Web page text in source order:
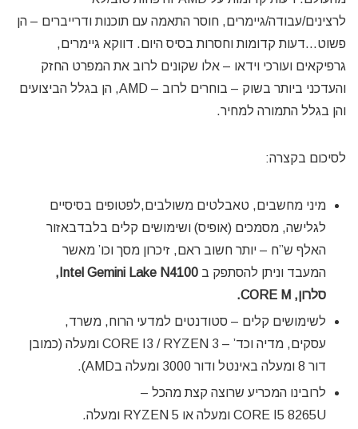
לרצינים/עבודה/גיימרים, חוסר התאמה עם תוכנות ודרייברים – הן
פשוט…דעות קדומות וחסרות בסיס היום. דווקא גיימרים,
גרפיקאים ועורכי וידאו – אלו שקונים לרוב את המפרט החזק
והעדכני ביותר בשוק – בוחרים לרוב – AMD, הן בגלל הביצועים
והן בגלל התמורה למחיר.
לסיכום בקצרה:
מיני מחשבים, טאבלטים משולבים,לפטופים בסיסיים
לגלישה, מסמכים (אופיס) ושימושים קלים בלבדבאזור
האלף ש”ח – יותר חשוב ראם, זיכרון מסך וכו’ מאשר
המעבד וניתן להסתפק ב
Intel Gemini Lake N4100,
סלרון, CORE M.
לשימושים קלים – סטודנטים למדעי הרוח, משרד,
עסקים, מדיה וכד’ – CORE I3 / RYZEN 3 ומעלה (כמובן
דור 8 ומעלה באינטל ודור 3000 ומעלה בAMD).
לרובינו המכריע שרוצה קצת מהכל –
CORE I5 8265U ומעלה או RYZEN 5 ומעלה.